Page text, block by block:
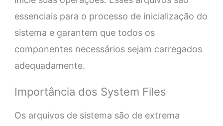
essenciais para o processo de inicialização do
sistema e garantem que todos os
componentes necessários sejam carregados
adequadamente.
Importância dos System Files
Os arquivos de sistema são de extrema